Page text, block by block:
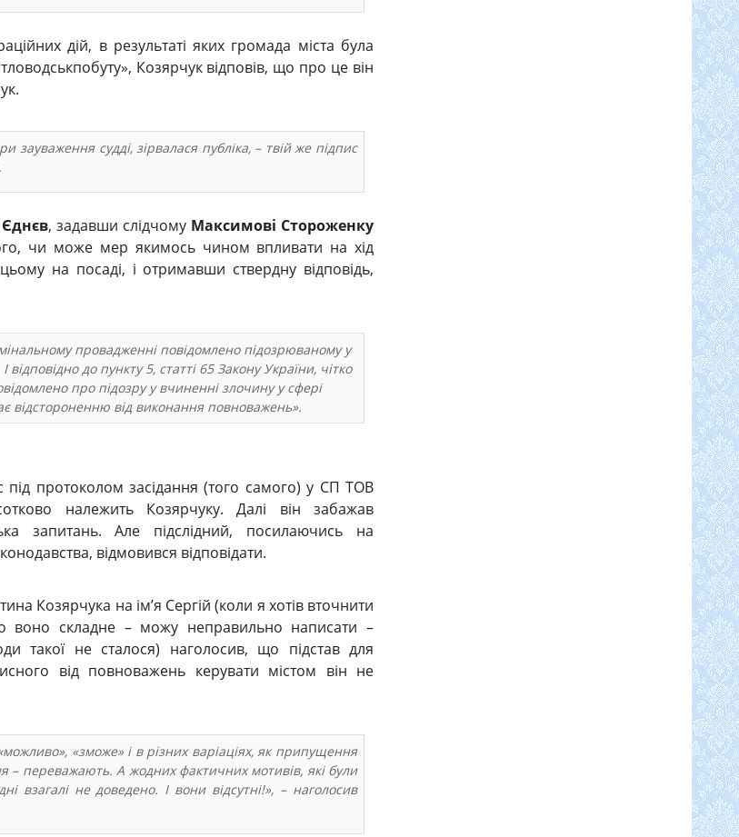
дій, в результаті яких громада міста була
Козярчук відповів, що про це він
зауваження судді, зірвалася публіка, – твій же підпис
Єднєв, задавши слідчому Максимові Стороженку
чи може мер якимось чином впливати на хід
на посаді, і отримавши ствердну відповідь,
провадженні повідомлено підозрюваному у
відповідно до пункту 5, статті 65 Закону України, чітко
про підозру у вчиненні злочину у сфері
відстороненню від виконання повноважень».
протоколом засідання (того самого) у СП ТОВ
належить Козярчуку. Далі він забажав
запитань. Але підслідний, посилаючись на
відмовився відповідати.
Козярчука на ім’я Сергій (коли я хотів вточнити
воно складне – можу неправильно написати –
такої не сталося) наголосив, що підстав для
від повноважень керувати містом він не
«зможе» і в різних варіаціях, як припущення
– переважають. А жодних фактичних мотивів, які були
взагалі не доведено. І вони відсутні!», – наголосив